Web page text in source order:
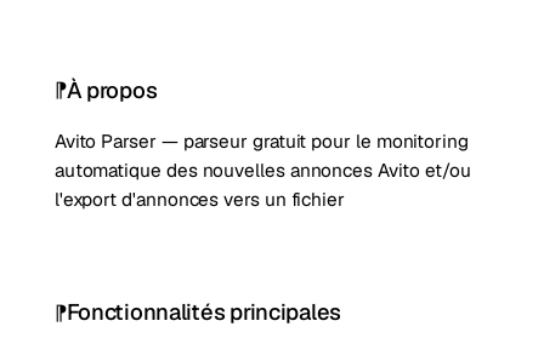
À propos
Avito Parser — parseur gratuit pour le monitoring
automatique des nouvelles annonces Avito et/ou
l'export d'annonces vers un fichier
Fonctionnalités principales